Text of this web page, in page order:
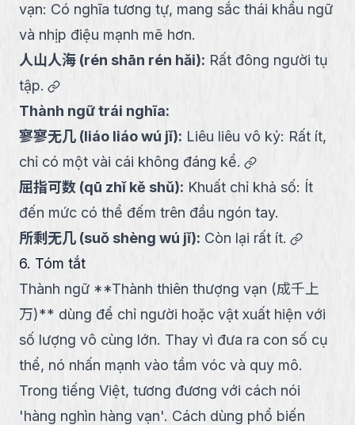
vạn: Có nghĩa tương tự, mang sắc thái khẩu ngữ
và nhịp điệu mạnh mẽ hơn.
人山人海 (rén shān rén hǎi): Rất đông người tụ
tập.
link
Thành ngữ trái nghĩa:
寥寥无几 (liáo liáo wú jǐ): Liêu liêu vô kỷ: Rất ít,
chỉ có một vài cái không đáng kể.
link
屈指可数 (qū zhǐ kě shǔ): Khuất chỉ khả số: Ít
đến mức có thể đếm trên đầu ngón tay.
所剩无几 (suǒ shèng wú jǐ): Còn lại rất ít.
link
6. Tóm tắt
Thành ngữ **Thành thiên thượng vạn (成千上
万)** dùng để chỉ người hoặc vật xuất hiện với
số lượng vô cùng lớn. Thay vì đưa ra con số cụ
thể, nó nhấn mạnh vào tầm vóc và quy mô.
Trong tiếng Việt, tương đương với cách nói
'hàng nghìn hàng vạn'. Cách dùng phổ biến